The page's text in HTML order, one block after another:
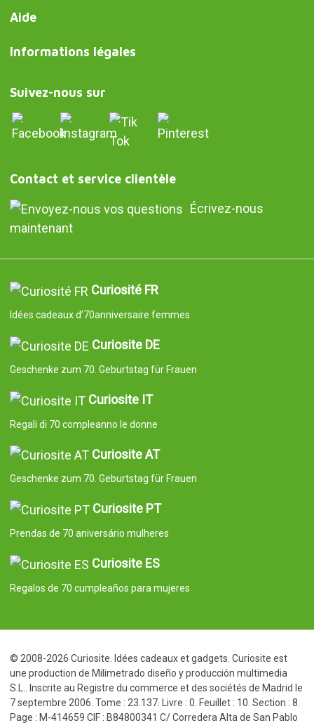
Aide
Informations légales
Suivez-nous sur
Contact et service clientèle
Écrivez-nous
maintenant
Curiosité FR
Idées cadeaux d’70anniversaire femmes
Curiosite DE
Geschenke zum 70. Geburtstag für Frauen
Curiosite IT
Regali di 70 compleanno le donne
Curiosite AT
Geschenke zum 70. Geburtstag für Frauen
Curiosite PT
Prendas de 70 aniversário mulheres
Curiosite ES
Regalos de 70 cumpleaños para mujeres
© 2008-2026 Curiosite. Idées cadeaux et gadgets. Curiosite est
une production de Milimetrado diseño y producción multimedia
S.L.. Inscrite au Registre du commerce et des sociétés de Madrid le
7 septembre 2006. Tome : 23.137. Livre : 0. Feuillet : 10. Section : 8.
Page : M-414659 CIF : B84800341 C/ Corredera Alta de San Pablo